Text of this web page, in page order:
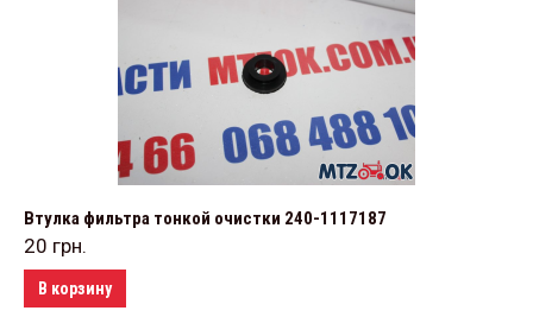
Втулка фильтра тонкой очистки 240-1117187
20 грн.
В корзину